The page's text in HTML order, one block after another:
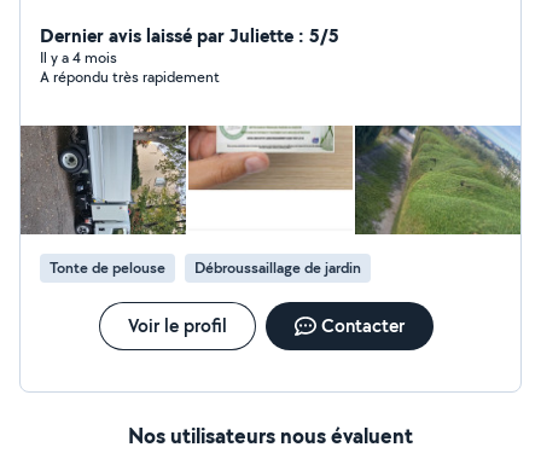
vos jardins. Tonte, taille, élagage, debroussaillage,
désherbage ... Entretien complet et Création clés en
mains.. Http://www.lovera-jardins-piscines . Com Je
88 50 73 46 Cdt, Lovera
Dernier avis laissé par Juliette : 5/5
Il y a 4 mois
A répondu très rapidement
Tonte de pelouse Débroussaillage de jardin
Voir le profil Contacter
Nos utilisateurs nous évaluent